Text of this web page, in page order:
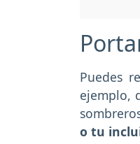
Puedes
ejemplo,
o tu